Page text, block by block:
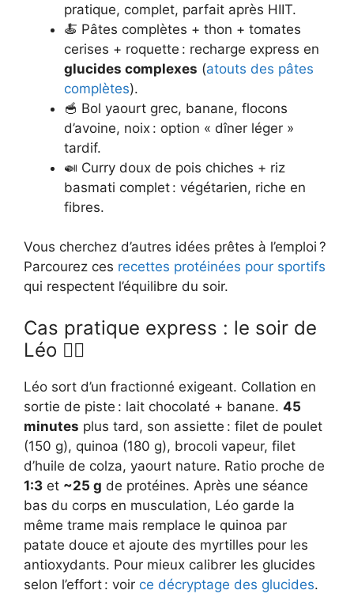
pratique, complet, parfait après HIIT.
🍝 Pâtes complètes + thon + tomates
cerises + roquette : recharge express en
glucides complexes (atouts des pâtes
complètes).
🥣 Bol yaourt grec, banane, flocons
d’avoine, noix : option « dîner léger »
tardif.
🍛 Curry doux de pois chiches + riz
basmati complet : végétarien, riche en
fibres.
Vous cherchez d’autres idées prêtes à l’emploi ?
Parcourez ces recettes protéinées pour sportifs
qui respectent l’équilibre du soir.
Cas pratique express : le soir de
Léo 🏃‍♂️
Léo sort d’un fractionné exigeant. Collation en
sortie de piste : lait chocolaté + banane. 45
minutes plus tard, son assiette : filet de poulet
(150 g), quinoa (180 g), brocoli vapeur, filet
d’huile de colza, yaourt nature. Ratio proche de
1:3 et ~25 g de protéines. Après une séance
bas du corps en musculation, Léo garde la
même trame mais remplace le quinoa par
patate douce et ajoute des myrtilles pour les
antioxydants. Pour mieux calibrer les glucides
selon l’effort : voir ce décryptage des glucides.